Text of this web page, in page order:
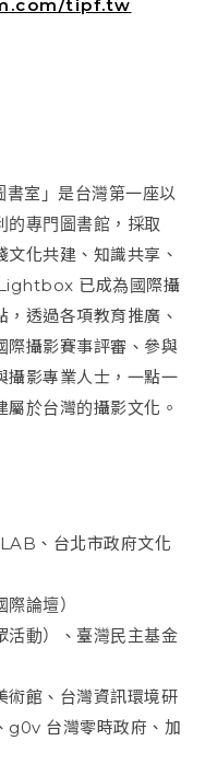
tipf.tw
室」是台灣第一座以
的專門圖書館，採取
化共建、知識共享、
已成為國際攝
透過各項教育推廣、
際攝影賽事評審、參與
攝影專業人士，一點一
於台灣的攝影文化。
、台北市政府文化
論壇）
活動）、臺灣民主基金
術館、台灣資訊環境研
g0v 台灣零時政府、加